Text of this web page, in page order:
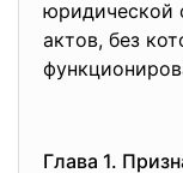
юридической
актов, без
Глава 1.